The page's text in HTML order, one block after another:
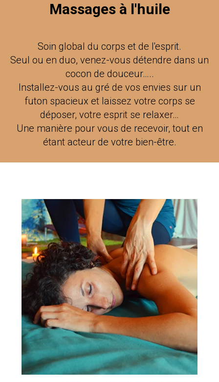
Massages à l'huile
Soin global du corps et de l'esprit.
Seul ou en duo, venez-vous détendre dans un
cocon de douceur…..
Installez-vous au gré de vos envies sur un
futon spacieux et laissez votre corps se
déposer, votre esprit se relaxer…
Une manière pour vous de recevoir, tout en
étant acteur de votre bien-être.